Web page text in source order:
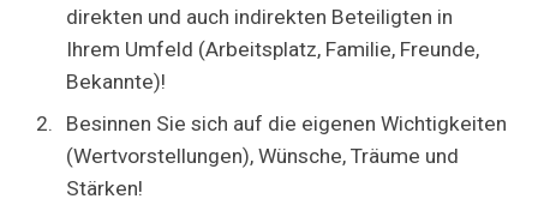
direkten und auch indirekten Beteiligten in
Ihrem Umfeld (Arbeitsplatz, Familie, Freunde,
Bekannte)!
Besinnen Sie sich auf die eigenen Wichtigkeiten
(Wertvorstellungen), Wünsche, Träume und
Stärken!